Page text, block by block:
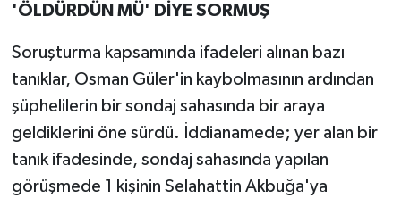
'ÖLDÜRDÜN MÜ' DİYE SORMUŞ
Soruşturma kapsamında ifadeleri alınan bazı
tanıklar, Osman Güler'in kaybolmasının ardından
şüphelilerin bir sondaj sahasında bir araya
geldiklerini öne sürdü. İddianamede; yer alan bir
tanık ifadesinde, sondaj sahasında yapılan
görüşmede 1 kişinin Selahattin Akbuğa'ya